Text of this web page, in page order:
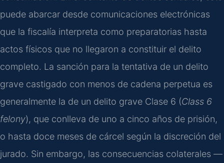
puede abarcar desde comunicaciones electrónicas
que la fiscalía interpreta como preparatorias hasta
actos físicos que no llegaron a constituir el delito
completo. La sanción para la tentativa de un delito
grave castigado con menos de cadena perpetua es
generalmente la de un delito grave Clase 6 (Class 6
felony), que conlleva de uno a cinco años de prisión,
o hasta doce meses de cárcel según la discreción del
jurado. Sin embargo, las consecuencias colaterales —